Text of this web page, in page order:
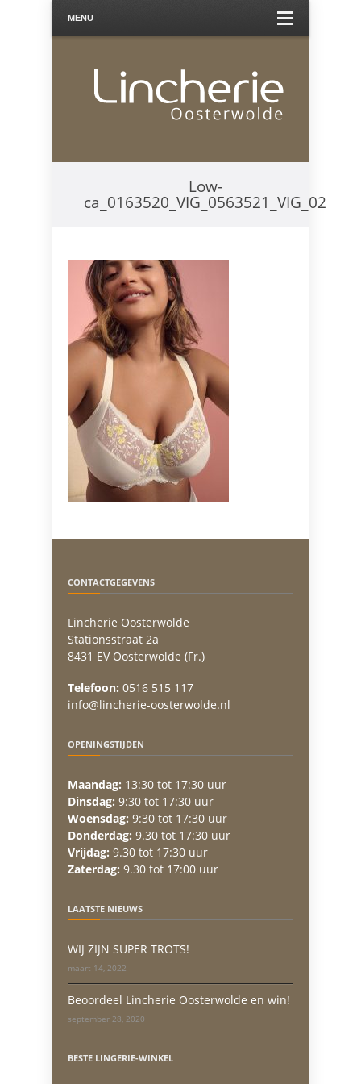
MENU
Low-
ca_0163520_VIG_0563521_VIG_02
CONTACTGEGEVENS
Lincherie Oosterwolde
Stationsstraat 2a
8431 EV Oosterwolde (Fr.)
Telefoon: 0516 515 117
info@lincherie-oosterwolde.nl
OPENINGSTIJDEN
Maandag: 13:30 tot 17:30 uur
Dinsdag: 9:30 tot 17:30 uur
Woensdag: 9:30 tot 17:30 uur
Donderdag: 9.30 tot 17:30 uur
Vrijdag: 9.30 tot 17:30 uur
Zaterdag: 9.30 tot 17:00 uur
LAATSTE NIEUWS
WIJ ZIJN SUPER TROTS!
maart 14, 2022
Beoordeel Lincherie Oosterwolde en win!
september 28, 2020
BESTE LINGERIE-WINKEL